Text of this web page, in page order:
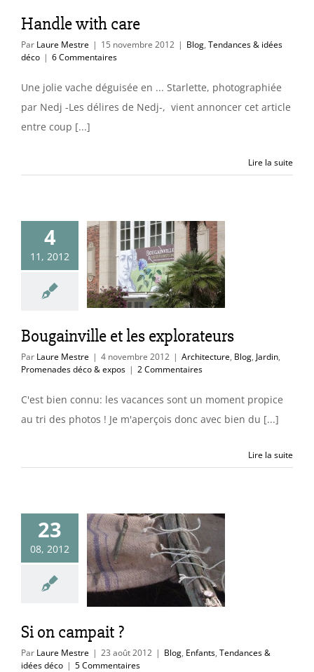
Handle with care
Par Laure Mestre | 15 novembre 2012 | Blog, Tendances & idées
déco | 6 Commentaires
Une jolie vache déguisée en ... Starlette, photographiée
par Nedj -Les délires de Nedj-, vient annoncer cet article
entre coup [...]
Lire la suite
4
11, 2012
et les
Jardin
Bougainville et les explorateurs
Par Laure Mestre | 4 novembre 2012 | Architecture, Blog, Jardin,
Promenades déco & expos | 2 Commentaires
C'est bien connu: les vacances sont un moment propice
au tri des photos ! Je m'aperçois donc avec bien du [...]
Lire la suite
23
08, 2012
campait ?
Tendances &
Si on campait ?
Par Laure Mestre | 23 août 2012 | Blog, Enfants, Tendances &
idées déco | 5 Commentaires